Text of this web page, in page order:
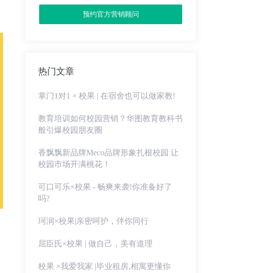
预约官方营销顾问
热门文章
掌门1对1 × 校果 | 在宿舍也可以做家教!
教育培训如何校园营销？华图教育教科书
般引爆校园朋友圈
香飘飘新品牌Meco品牌形象扎根校园 让
校园市场开满桃花！
可口可乐×校果 - 畅爽来袭!你准备好了
吗?
珂润×校果|亲密呵护，伴你同行
屈臣氏×校果 | 做自己，美有道理
校果 ×我爱我家 |毕业租房,相寓更懂你